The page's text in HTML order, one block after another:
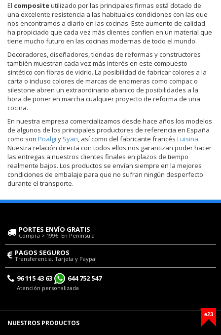
El compositeutilizado por las principales firmas está dotado de
una excelente resistencia a las habituales condiciones con las que
nos encontramos a diario en las cocinas. Este aumento de calidad
ha propiciado que cada vez más clientes confíen en un material que
tiene mucho futuro en las cocinas modernas de todo el mundo.
Decoradores, diseñadores, tiendas de reformas y constructores
también muestran cada vez más interés en este compuesto
sintético con fibras de vidrio. La posibilidad de fabricar colores a la
carta o incluso colores de marcas de encimeras como compac o
silestone abren un extraordinario abanico de posibilidades a la
hora de poner en marcha cualquier proyecto de reforma de una
cocina.
En nuestra empresa comercializamos desde hace años los modelos
de algunos de los principales productores de referencia en España
como son Poalgi y Syan , así como del fabricante francés Luisina.
Nuestra relación directa con todos ellos nos garantizan poder hacer
las entregas a nuestros clientes finales en plazos de tiempo
realmente bajos. Los productos se envían siempre en la mejores
condiciones de embalaje para que no sufran ningún desperfecto
durante el transporte.
PORTES ENVÍO GRATIS
Compra > 199€. En Península
PAGOS SEGUROS
Transferencia, Tarjeta y Paypal
96 115 43 63 644 752 547
Atención personalizada
e23
NUESTROS PRODUCTOS